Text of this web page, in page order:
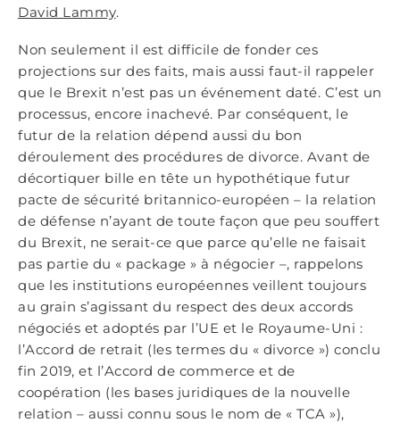
David Lammy.
Non seulement il est difficile de fonder ces
projections sur des faits, mais aussi faut-il rappeler
que le Brexit n’est pas un événement daté. C’est un
processus, encore inachevé. Par conséquent, le
futur de la relation dépend aussi du bon
déroulement des procédures de divorce. Avant de
décortiquer bille en tête un hypothétique futur
pacte de sécurité britannico-européen – la relation
de défense n’ayant de toute façon que peu souffert
du Brexit, ne serait-ce que parce qu’elle ne faisait
pas partie du « package » à négocier –, rappelons
que les institutions européennes veillent toujours
au grain s’agissant du respect des deux accords
négociés et adoptés par l’UE et le Royaume-Uni :
l’Accord de retrait (les termes du « divorce ») conclu
fin 2019, et l’Accord de commerce et de
coopération (les bases juridiques de la nouvelle
relation – aussi connu sous le nom de « TCA »),